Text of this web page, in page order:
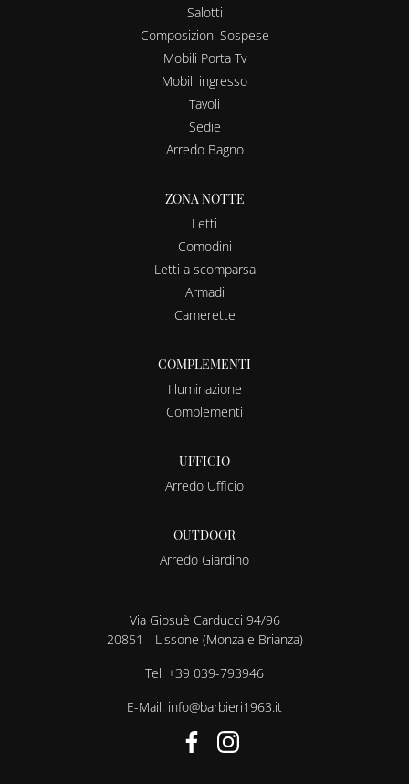
Salotti
Composizioni Sospese
Mobili Porta Tv
Mobili ingresso
Tavoli
Sedie
Arredo Bagno
ZONA NOTTE
Letti
Comodini
Letti a scomparsa
Armadi
Camerette
COMPLEMENTI
Illuminazione
Complementi
UFFICIO
Arredo Ufficio
OUTDOOR
Arredo Giardino
Via Giosuè Carducci 94/96
20851 - Lissone (Monza e Brianza)
Tel. +39 039-793946
E-Mail. info@barbieri1963.it